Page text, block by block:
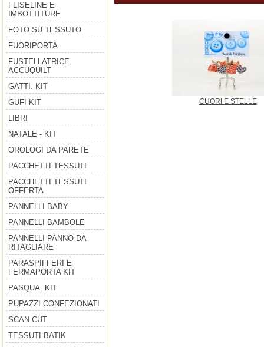
FLISELINE E
IMBOTTITURE
FOTO SU TESSUTO
FUORIPORTA
FUSTELLATRICE
ACCUQUILT
GATTI. KIT
GUFI KIT
LIBRI
NATALE - KIT
OROLOGI DA PARETE
PACCHETTI TESSUTI
PACCHETTI TESSUTI
OFFERTA
PANNELLI BABY
PANNELLI BAMBOLE
PANNELLI PANNO DA
RITAGLIARE
PARASPIFFERI E
FERMAPORTA KIT
PASQUA. KIT
PUPAZZI CONFEZIONATI
SCAN CUT
TESSUTI BATIK
CUORI E STELLE